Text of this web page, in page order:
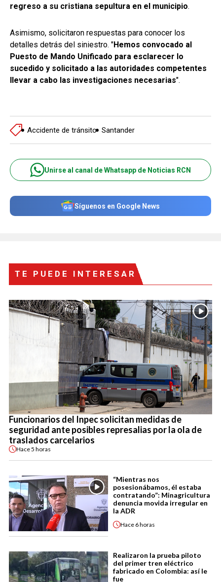
regreso a su cristiana sepultura en el municipio.
Asimismo, solicitaron respuestas para conocer los
detalles detrás del siniestro. "Hemos convocado al
Puesto de Mando Unificado para esclarecer lo
sucedido y solicitado a las autoridades competentes
llevar a cabo las investigaciones necesarias".
Accidente de tránsito Santander
Unirse al canal de Whatsapp de Noticias RCN
Síguenos en Google News
TE PUEDE INTERESAR
Funcionarios del Inpec solicitan medidas de
seguridad ante posibles represalias por la ola de
traslados carcelarios
Hace5 horas
“Mientras nos
posesionábamos, él estaba
contratando”: Minagricultura
denuncia movida irregular en
la ADR
Hace 6 horas
Realizaron la prueba piloto
del primer tren eléctrico
fabricado en Colombia: así le
fue